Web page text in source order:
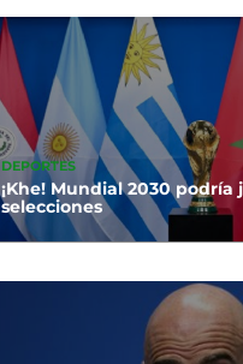
DEPORTES
¡Khe! Mundial 2030 podría
selecciones